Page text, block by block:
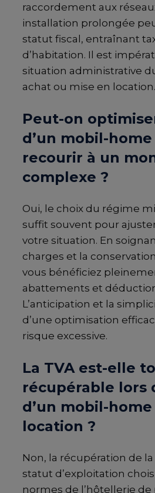
raccordement aux
installation prolongée
statut fiscal, entraînant
d’habitation. Il est
situation administrative
achat ou mise en location.
Peut-on
d’un mobil-home
recourir à un
complexe ?
Oui, le choix du régime
suffit souvent pour
votre situation. En
charges et la
vous bénéficiez
abattements et
L’anticipation et la
d’une optimisation
risque excessive.
La TVA est-elle
récupérable lors
d’un mobil-
location ?
Non, la récupération de
statut d’exploitation
normes de l’hôtellerie de